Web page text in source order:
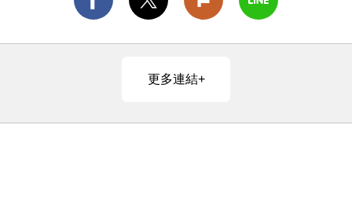
更多連結+